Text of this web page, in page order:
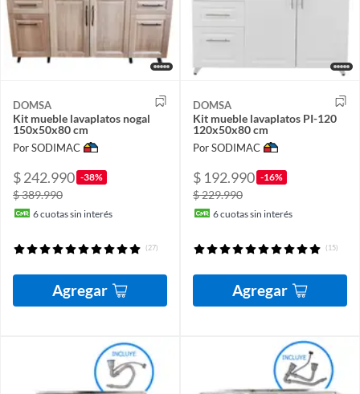
DOMSA
Kit mueble lavaplatos nogal
150x50x80 cm
Por SODIMAC
$ 242.990 -38%
$ 389.990
6cuotas sin interés
(27)
Agregar
DOMSA
Kit mueble lavaplatos PI-120
120x50x80 cm
Por SODIMAC
$ 192.990 -16%
$ 229.990
6cuotas sin interés
(15)
Agregar